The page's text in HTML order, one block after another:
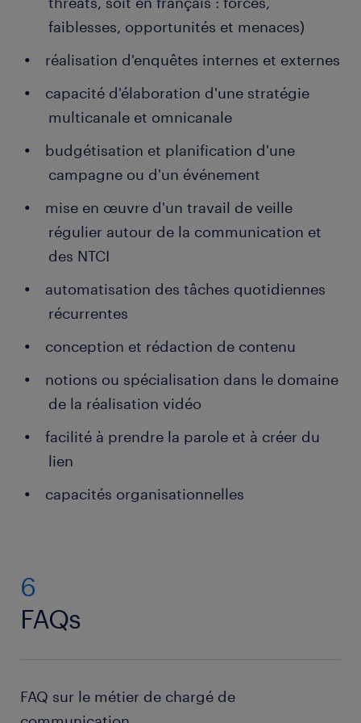
faiblesses, opportunités et menaces)
réalisation d'enquêtes internes et externes
capacité d'élaboration d'une stratégie
multicanale et omnicanale
budgétisation et planification d'une
campagne ou d'un événement
mise en œuvre d'un travail de veille
régulier autour de la communication et
des NTCI
automatisation des tâches quotidiennes
récurrentes
conception et rédaction de contenu
notions ou spécialisation dans le domaine
de la réalisation vidéo
facilité à prendre la parole et à créer du
lien
capacités organisationnelles
6
FAQs
FAQ sur le métier de chargé de